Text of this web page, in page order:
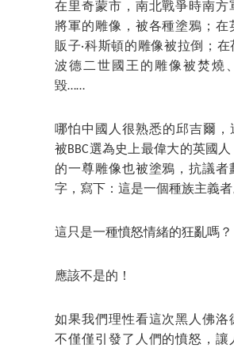
在里奇蒙市，南北戰爭時南方
將軍的雕像，被各種塗鴉；在
販子·科斯頓的雕像被拉倒；
波德二世國王的雕像被焚燒
毀……
哪怕中國人很熟悉的邱吉爾，
被BBC選為史上最偉大的英國
的一尊雕像也被塗鴉，抗議者
字，寫下：這是一個種族主義者
這只是一種憤怒情緒的狂亂嗎？
應該不是的！
如果我們理性看這次黑人佛洛
不僅僅引發了人們的憤怒，讓